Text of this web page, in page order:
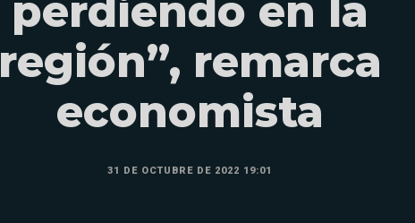
perdiendo en la
región”, remarca
economista
31 DE OCTUBRE DE 2022 19:01